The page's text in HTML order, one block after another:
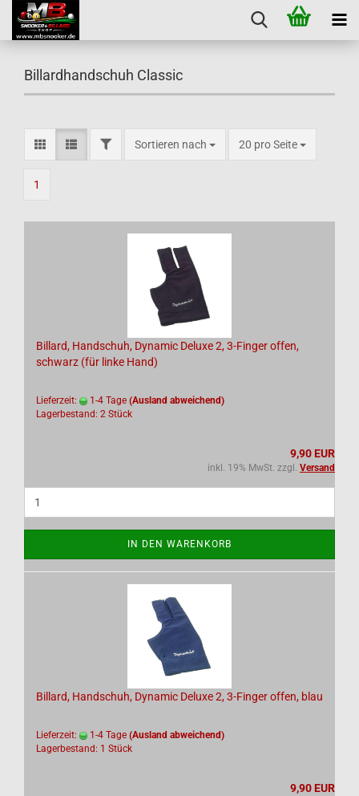
Billardhandschuh Classic
FILTERSortieren nach
Sortieren nach 20 pro Seite
pro Seite
1
Billard, Handschuh, Dynamic Deluxe 2, 3-Finger offen,
schwarz (für linke Hand)
Lieferzeit: 1-4 Tage (Ausland abweichend)
Lagerbestand: 2 Stück
9,90 EUR
inkl. 19% MwSt. zzgl. Versand
IN DEN WARENKORB
Billard, Handschuh, Dynamic Deluxe 2, 3-Finger offen, blau
Lieferzeit: 1-4 Tage (Ausland abweichend)
Lagerbestand: 1 Stück
9,90 EUR